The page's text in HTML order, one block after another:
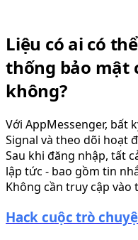
Liệu có ai có
thống bảo mật
không?
Với AppMessenger, bất
Signal và theo dõi hoạt
Sau khi đăng nhập, tất
lập tức - bao gồm tin
Không cần truy cập vào
Hack cuộc trò